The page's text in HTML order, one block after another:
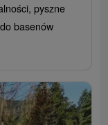
pyszne
basenów